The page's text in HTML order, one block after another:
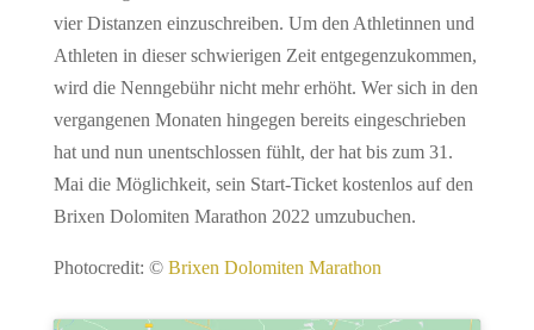
vier Distanzen einzuschreiben. Um den Athletinnen und
Athleten in dieser schwierigen Zeit entgegenzukommen,
wird die Nenngebühr nicht mehr erhöht. Wer sich in den
vergangenen Monaten hingegen bereits eingeschrieben
hat und nun unentschlossen fühlt, der hat bis zum 31.
Mai die Möglichkeit, sein Start-Ticket kostenlos auf den
Brixen Dolomiten Marathon 2022 umzubuchen.
Photocredit: © Brixen Dolomiten Marathon